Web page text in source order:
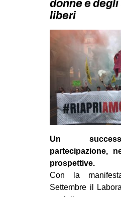
SPAZI
SPORT
donne e
liberi
Un
partecipazione,
prospettive.
Con la
Settembre il